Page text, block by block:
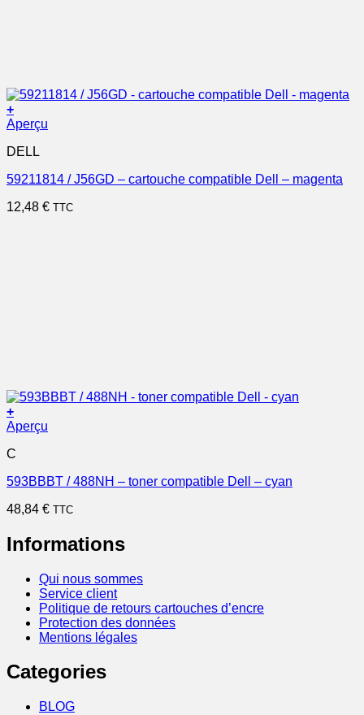
+
Aperçu
DELL
59211814 / J56GD – cartouche compatible Dell – magenta
12,48 € TTC
+
Aperçu
C
593BBBT / 488NH – toner compatible Dell – cyan
48,84 € TTC
Informations
Qui nous sommes
Service client
Politique de retours cartouches d’encre
Protection des données
Mentions légales
Categories
BLOG